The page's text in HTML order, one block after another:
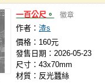
一百公尺 。 徽章
作者：渣s
價格：160元
發售日期：2026-05-23
尺寸：43x70mm
材質：反光蠶絲